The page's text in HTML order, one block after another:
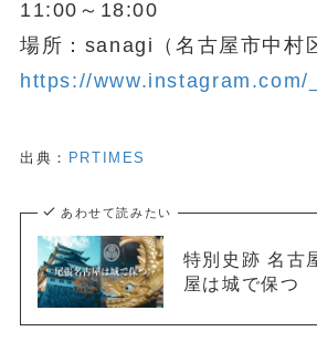
11:00～18:00
場所：sanagi（名古屋市中村
https://www.instagram.com/
出典： PRTIMES
あわせて読みたい
特別史跡 名古
屋は城で保つ